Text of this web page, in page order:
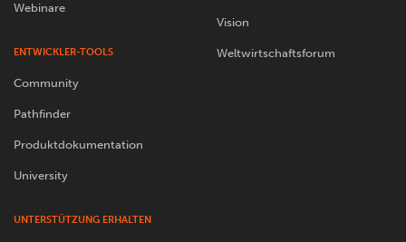
Webinare
ENTWICKLER-TOOLS
Community
Pathfinder
Produktdokumentation
University
UNTERSTÜTZUNG ERHALTEN
Vision
Weltwirtschaftsforum